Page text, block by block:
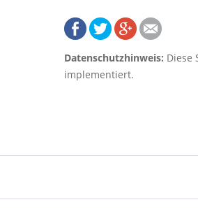
Datenschutzhinweis: Diese
implementiert.